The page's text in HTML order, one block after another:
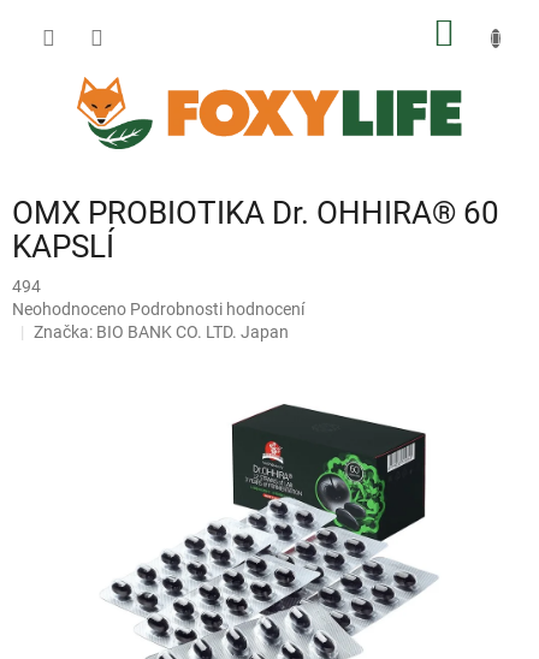
OMX PROBIOTIKA Dr. OHHIRA® 60
KAPSLÍ
494
Průměrné
hodnocení
Neohodnoceno Podrobnosti hodnocení
Značka: BIO BANK CO. LTD. Japan